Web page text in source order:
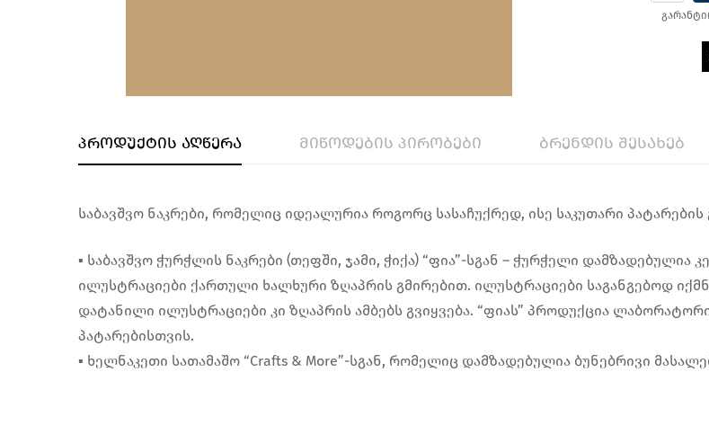
პროდუქტის აღწერა მიწოდების პირობები ბრენდის შესახებ
საბავშვო ნაკრები, რომელიც იდეალურია როგორც სასაჩუქრედ, ისე საკუთარი პატარების
▪︎ საბავშვო ჭურჭლის ნაკრები (თეფში, ჯამი, ჭიქა) “ფია”-სგან – ჭურჭელი
ილუსტრაციები ქართული ხალხური ზღაპრის გმირებით. ილუსტრაციები საგანგებოდ
დატანილი ილუსტრაციები კი ზღაპრის ამბებს გვიყვება. “ფიას” პროდუქცია
პატარებისთვის.
▪︎ ხელნაკეთი სათამაშო “Crafts & More”-სგან, რომელიც დამზადებულია ბუნებრივი